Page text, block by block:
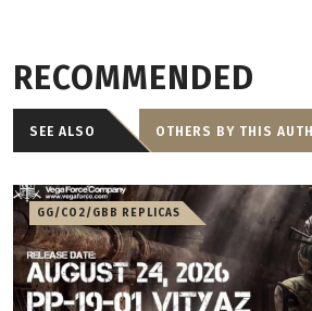
RECOMMENDED
SEE ALSO OTHERS BY THIS
GG/CO2/GBB REPLICAS